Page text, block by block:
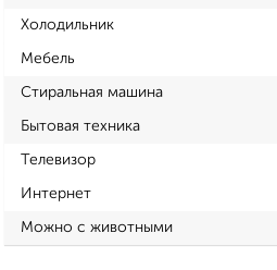
Холодильник
Мебель
Стиральная машина
Бытовая техника
Телевизор
Интернет
Можно с животными